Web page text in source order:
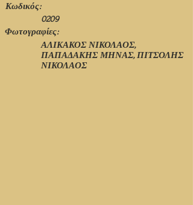
Φωτογραφίες:
ΑΛΙΚΑΚΟΣ ΝΙΚΟΛΑΟΣ,
ΠΑΠΑΔΑΚΗΣ ΜΗΝΑΣ, ΠΙΤΣΟΛΗΣ
ΝΙΚΟΛΑΟΣ
Κωδικός:
0209